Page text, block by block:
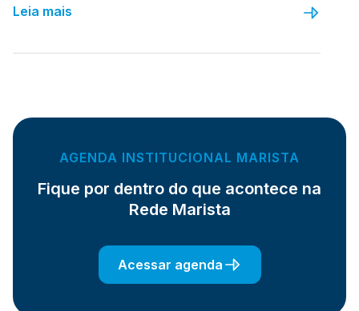
Leia mais
AGENDA INSTITUCIONAL MARISTA
Fique por dentro do que acontece na
Rede Marista
Acessar agenda